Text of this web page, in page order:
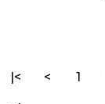
|< < 1